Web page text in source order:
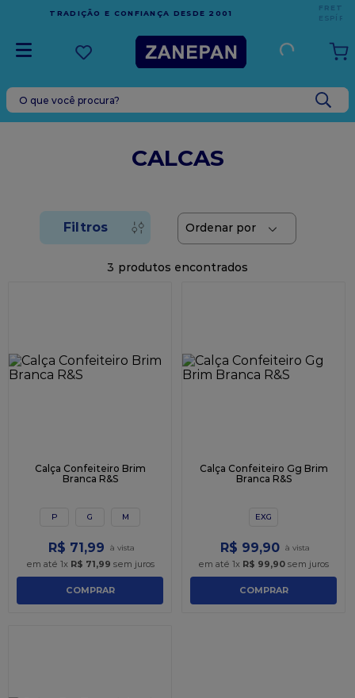
FRETE GRÁTIS
EM COMPRAS ACIMA DE R$1.000,00 PARA O
ESPÍRITO SANTO
O que você procura?
CALCAS
3
Calça Confeiteiro Brim
Branca R&S
P G M
R$ 71,99
em até 1x R$ 71,99 sem juros
COMPRAR
Calça Confeiteiro Gg Brim
Branca R&S
EXG
R$ 99,90
em até 1x R$ 99,90 sem juros
COMPRAR
TERMOS MAIS BUSCADOS
bala
chocolate
9º
sacola